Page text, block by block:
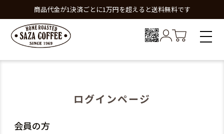
商品代金が1決済ごとに1万円を超えると送料無料です
ログインページ
会員の方